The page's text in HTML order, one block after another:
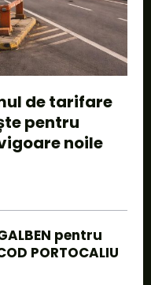
de tarifare
pentru
noile
pentru
PORTOCALIU